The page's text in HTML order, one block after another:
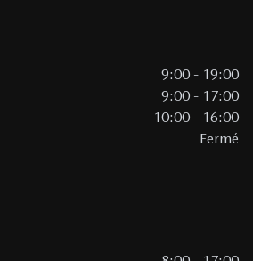
9:00 - 19:00
9:00 - 17:00
10:00 - 16:00
Fermé